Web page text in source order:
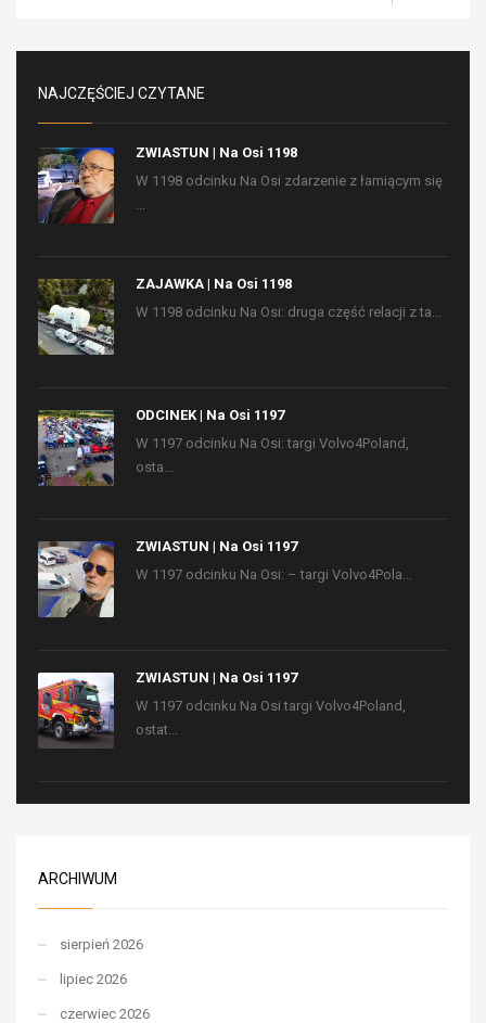
NAJCZĘŚCIEJ CZYTANE
ZWIASTUN | Na Osi 1198
W 1198 odcinku Na Osi zdarzenie z łamiącym się
ZAJAWKA | Na Osi 1198
W 1198 odcinku Na Osi: druga część relacji z ta...
ODCINEK | Na Osi 1197
W 1197 odcinku Na Osi: targi Volvo4Poland,
osta...
ZWIASTUN | Na Osi 1197
W 1197 odcinku Na Osi: – targi Volvo4Pola...
ZWIASTUN | Na Osi 1197
W 1197 odcinku Na Osi targi Volvo4Poland,
ostat...
ARCHIWUM
sierpień 2026
lipiec 2026
czerwiec 2026